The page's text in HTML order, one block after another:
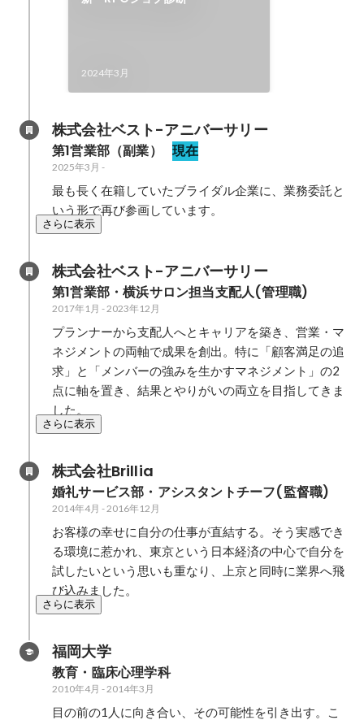
2024年3月
株式会社ベスト-アニバーサリー
第1営業部（副業） 現在
2025年3月 -
最も長く在籍していたブライダル企業に、業務委託と
いう形で再び参画しています。
さらに表示
株式会社ベスト-アニバーサリー
第1営業部・横浜サロン担当支配人(管理職)
2017年1月 - 2023年12月
プランナーから支配人へとキャリアを築き、営業・マ
ネジメントの両軸で成果を創出。特に「顧客満足の追
求」と「メンバーの強みを生かすマネジメント」の2
点に軸を置き、結果とやりがいの両立を目指してきま
した。
さらに表示
株式会社Brillia
婚礼サービス部・アシスタントチーフ(監督職)
2014年4月 - 2016年12月
お客様の幸せに自分の仕事が直結する。そう実感でき
る環境に惹かれ、東京という日本経済の中心で自分を
試したいという思いも重なり、上京と同時に業界へ飛
び込みました。
さらに表示
福岡大学
教育・臨床心理学科
2010年4月 - 2014年3月
目の前の1人に向き合い、その可能性を引き出す。こ